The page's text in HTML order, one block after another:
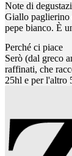
Note di
Giallo paglierino
pepe bianco. È
Perché ci piace
Serò (dal greco
raffinati, che
25hl e per l'altro